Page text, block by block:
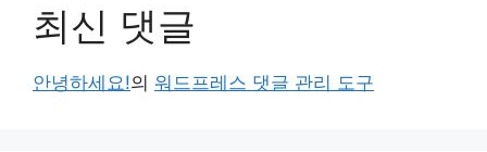
최신 댓글
안녕하세요!의 워드프레스 댓글 관리 도구